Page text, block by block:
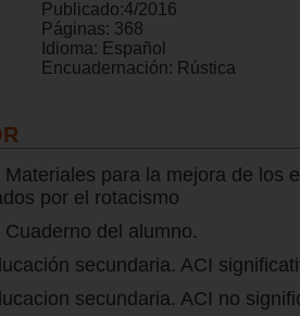
Publicado:4/2016
Páginas: 368
Idioma: Español
Encuadernación: Rústica
para la mejora de los
por el rotacismo
del alumno.
secundaria. ACI
secundaria. ACI no